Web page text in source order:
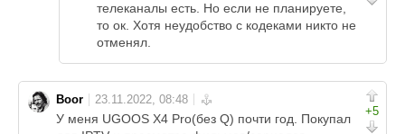
телеканалы есть. Но если не планируете,
то ок. Хотя неудобство с кодеками никто не
отменял.
+5
Boor
У меня UGOOS X4 Pro(без Q) почти год. Покупал